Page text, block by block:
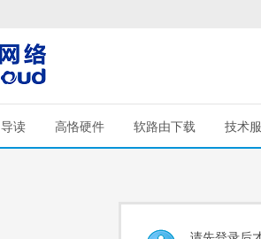
导读 高恪硬件 软路由下载 技术